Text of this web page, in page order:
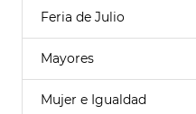
Feria de Julio
Mayores
Mujer e Igualdad